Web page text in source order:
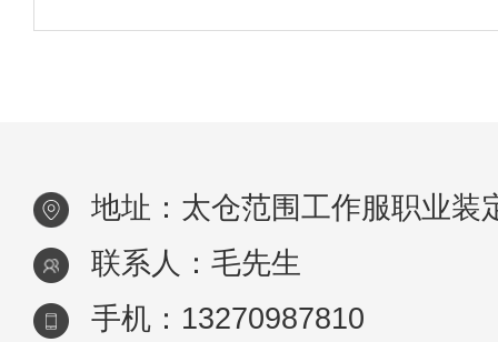
不能不洗。冲锋衣的材料一般都是
地址：太仓范围工作服职业装
联系人：毛先生
手机：13270987810